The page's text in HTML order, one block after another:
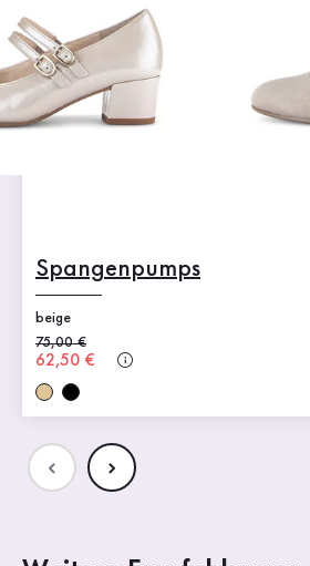
Spangenpumps
beige
Alter Preis
75,00 €
Neuer Preis
62,50 €